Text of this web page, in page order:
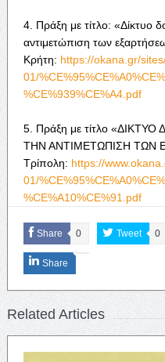
4. Πράξη με τίτλο: «Δίκτυο
αντιμετώπιση των
Κρήτη: https://okana.gr/
01/
%CE%939%CE%A4.pdf
5. Πράξη με τίτλο
ΤΗΝ ΑΝΤΙΜΕΤΩΠΙΣΗ ΤΩΝ
Τρίπολη: https://
01/
%CE%A10%CE%91.pdf
Share 0 Tweet 0
Share
Related Articles